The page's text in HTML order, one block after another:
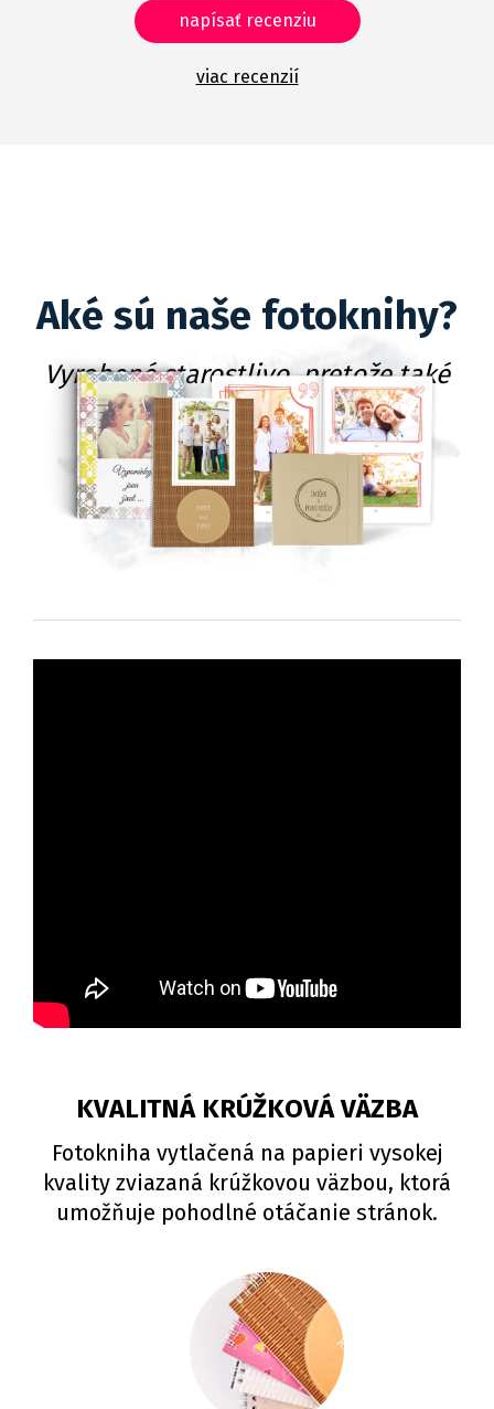
napísať recenziu
viac recenzií
Aké sú naše fotoknihy?
Vyrobené starostlivo, pretože také
darčeky radi balíme!
KVALITNÁ KRÚŽKOVÁ VÄZBA
Fotokniha vytlačená na papieri vysokej
kvality zviazaná krúžkovou väzbou, ktorá
umožňuje pohodlné otáčanie stránok.